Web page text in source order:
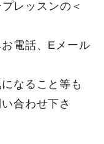
レッスンの＜
電話、Eメール
なること等も
合わせ下さ